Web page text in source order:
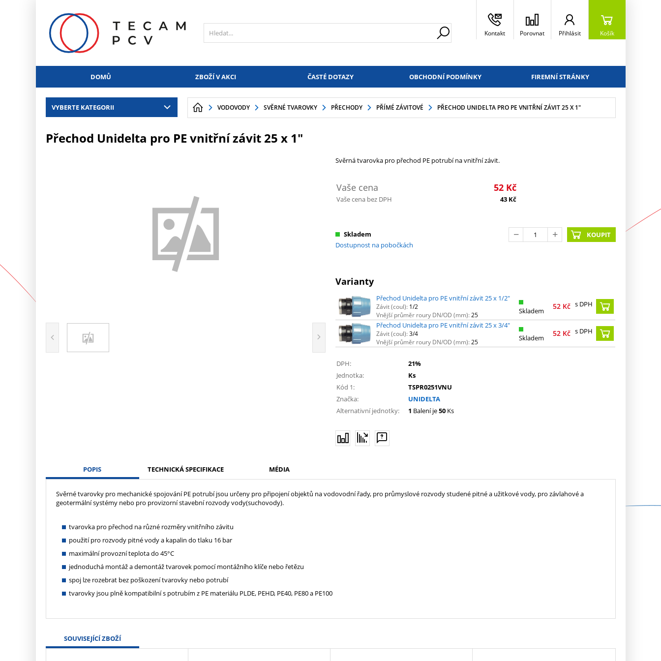
Kontakt Porovnat Přihlásit Košík
DOMŮ ZBOŽÍ V AKCI ČASTÉ DOTAZY OBCHODNÍ PODMÍNKY FIREMNÍ STRÁNKY
VYBERTE KATEGORII VODOVODY SVĚRNÉ TVAROVKY PŘECHODY PŘÍMÉ ZÁVITOVÉ PŘECHOD UNIDELTA PRO PE VNITŘNÍ ZÁVIT 25 X 1"
Přechod Unidelta pro PE vnitřní závit 25 x 1"
Svěrná tvarovka pro přechod PE potrubí na vnitřní závit.
Vaše cena 52 Kč
Vaše cena bez DPH 43 Kč
Skladem
Dostupnost na pobočkách
KOUPIT
Varianty
Přechod Unidelta pro PE vnitřní závit 25 x 1/2"
Závit (coul): 1/2
Vnější průměr roury DN/OD (mm):25 Skladem 52 Kč s DPH
Přechod Unidelta pro PE vnitřní závit 25 x 3/4"
Závit (coul):3/4
Vnější průměr roury DN/OD (mm):25 Skladem 52 Kč s DPH
DPH:
21%
Jednotka:
Ks
Kód 1:
TSPR0251VNU
Značka:
UNIDELTA
Alternativní jednotky:
1 Balení je50 Ks
POPIS TECHNICKÁ SPECIFIKACE MÉDIA
Svěrné tvarovky pro mechanické spojování PE potrubí jsou určeny pro připojení objektů na vodovodní řady, pro průmyslové rozvody studené pitné a užitkové vody, pro závlahové a
geotermální systémy nebo pro provizorní stavební rozvody vody(suchovody).
tvarovka pro přechod na různé rozměry vnitřního závitu
použití pro rozvody pitné vody a kapalin do tlaku 16 bar
maximální provozní teplota do 45°C
jednoduchá montáž a demontáž tvarovek pomocí montážního klíče nebo řetězu
spoj lze rozebrat bez poškození tvarovky nebo potrubí
tvarovky jsou plně kompatibilní s potrubím z PE materiálu PLDE, PEHD, PE40, PE80 a PE100
SOUVISEJÍCÍ ZBOŽÍ